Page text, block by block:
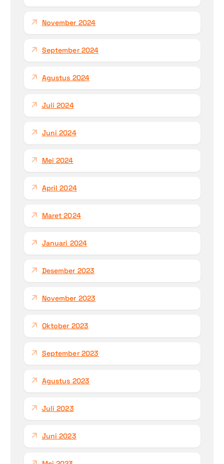
November 2024
September 2024
Agustus 2024
Juli 2024
Juni 2024
Mei 2024
April 2024
Maret 2024
Januari 2024
Desember 2023
November 2023
Oktober 2023
September 2023
Agustus 2023
Juli 2023
Juni 2023